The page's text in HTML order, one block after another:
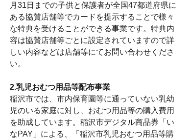
月31日までの子供と保護者が全国47都道府県に
ある協賛店舗等でカードを提示することで様々
な特典を受けることができる事業です。特典内
容は協賛店舗等ごとに設定されていますので詳
しい内容などは店舗等にてお問い合わせくださ
い。
2.乳児おむつ用品等配布事業
稲沢市では、市内保育園等に通っていない乳幼
児のいる家庭に対し、おむつ用品等の購入費用
を助成しています。稲沢市デジタル商品券「い
なPAY」による、「稲沢市乳児おむつ用品等購